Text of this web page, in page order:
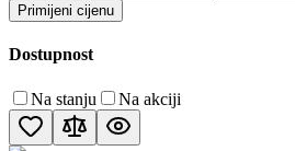
Primijeni cijenu
Dostupnost
Na stanju Na akciji